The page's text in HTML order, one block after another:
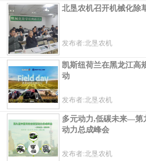
北垦农机召开机械化除
发布者:北垦农机
凯斯纽荷兰在黑龙江高
动
发布者:北垦农机
多元动力,低碳未来—第
动力总成峰会
发布者:北垦农机